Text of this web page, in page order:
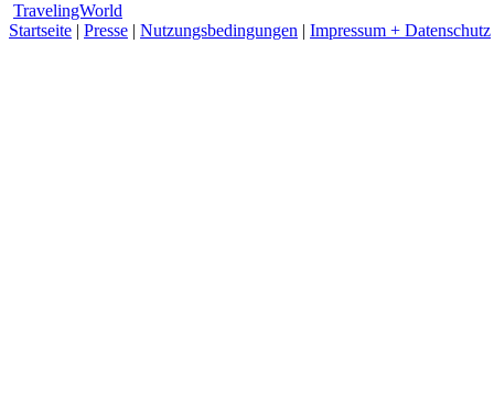
TravelingWorld
Startseite | Presse | Nutzungsbedingungen | Impressum + Datenschutz